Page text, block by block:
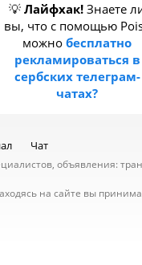
💡Лайфхак! Знаете
вы, что с помощью
можнобесплатно
рекламироваться в
сербских телеграм-
чатах?
Чат
объявления:
на сайте вы